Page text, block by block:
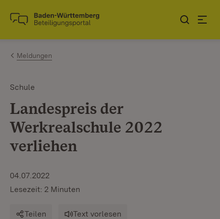
Zum Inhalt springen
Link zur Startseite
Meldungen
Schule
Landespreis der
Werkrealschule 2022
verliehen
04.07.2022
Lesezeit: 2 Minuten
Teilen Text vorlesen